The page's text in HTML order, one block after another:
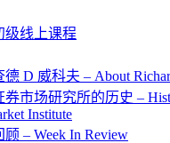
级线上课程
德 D 威科夫 – About
券市场研究所的历史 –
Institute
– Week In Review